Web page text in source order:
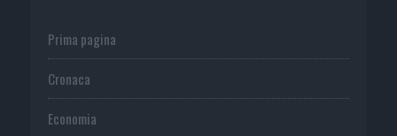
Prima pagina
Cronaca
Economia